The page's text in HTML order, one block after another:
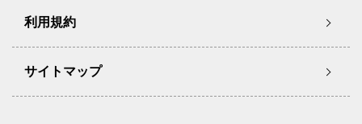
利用規約
サイトマップ